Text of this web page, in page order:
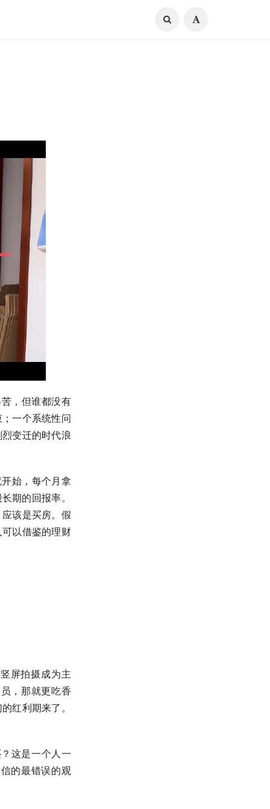
，但谁都没有
一个系统性问
变迁的时代浪
始，每个月拿
期的回报率。
该是买房。假
以借鉴的理财
屏拍摄成为主
，那就更吃香
红利期来了。
这是一个人一
的最错误的观